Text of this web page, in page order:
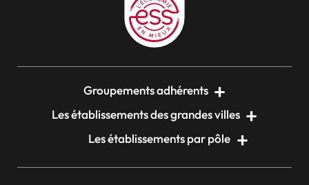
Groupements adhérents
Les établissements des grandes villes
Les établissements par pôle